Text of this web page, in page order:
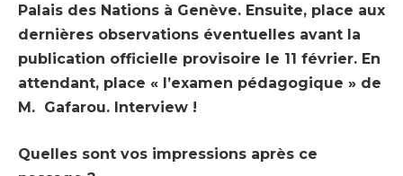
Palais des Nations à Genève. Ensuite, place aux
dernières observations éventuelles avant la
publication officielle provisoire le 11 février. En
attendant, place « l’examen pédagogique » de
M. Gafarou. Interview !
Quelles sont vos impressions après ce